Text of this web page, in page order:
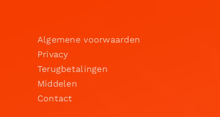
Algemene voorwaarden
Privacy
Terugbetalingen
Middelen
Contact